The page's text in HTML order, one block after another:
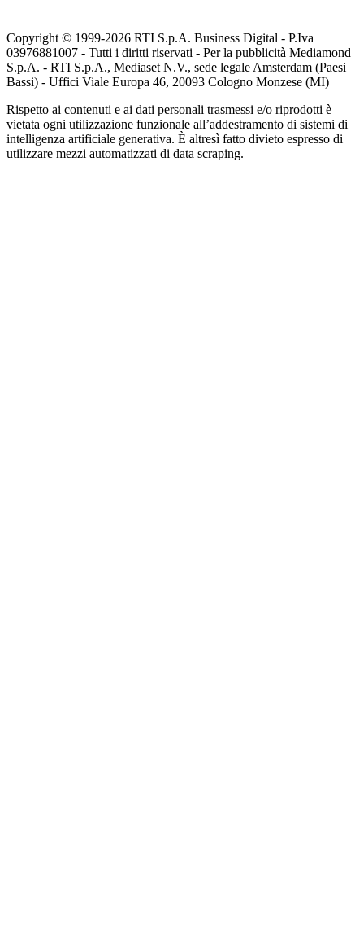
Copyright © 1999-2026 RTI S.p.A. Business Digital - P.Iva
03976881007 - Tutti i diritti riservati - Per la pubblicità Mediamond
S.p.A. - RTI S.p.A., Mediaset N.V., sede legale Amsterdam (Paesi
Bassi) - Uffici Viale Europa 46, 20093 Cologno Monzese (MI)
Rispetto ai contenuti e ai dati personali trasmessi e/o riprodotti è
vietata ogni utilizzazione funzionale all’addestramento di sistemi di
intelligenza artificiale generativa. È altresì fatto divieto espresso di
utilizzare mezzi automatizzati di data scraping.